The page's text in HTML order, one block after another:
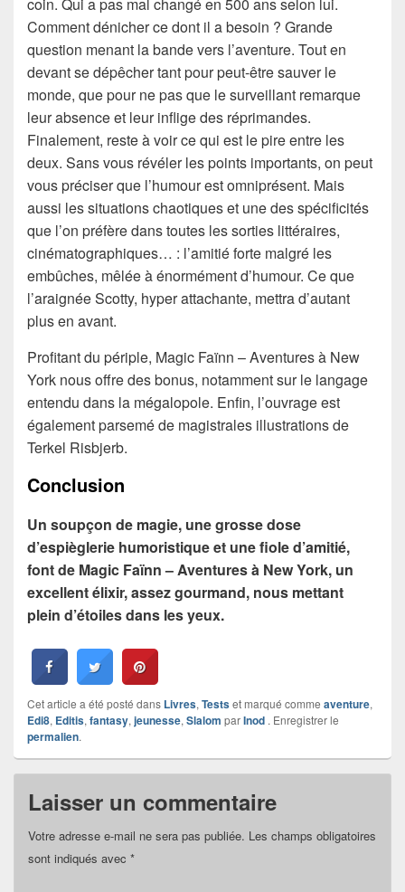
coin. Qui a pas mal changé en 500 ans selon lui.
Comment dénicher ce dont il a besoin ? Grande
question menant la bande vers l’aventure. Tout en
devant se dépêcher tant pour peut-être sauver le
monde, que pour ne pas que le surveillant remarque
leur absence et leur inflige des réprimandes.
Finalement, reste à voir ce qui est le pire entre les
deux. Sans vous révéler les points importants, on peut
vous préciser que l’humour est omniprésent. Mais
aussi les situations chaotiques et une des spécificités
que l’on préfère dans toutes les sorties littéraires,
cinématographiques… : l’amitié forte malgré les
embûches, mêlée à énormément d’humour. Ce que
l’araignée Scotty, hyper attachante, mettra d’autant
plus en avant.
Profitant du périple, Magic Faïnn – Aventures à New
York nous offre des bonus, notamment sur le langage
entendu dans la mégalopole. Enfin, l’ouvrage est
également parsemé de magistrales illustrations de
Terkel Risbjerb.
Conclusion
Un soupçon de magie, une grosse dose
d’espièglerie humoristique et une fiole d’amitié,
font de Magic Faïnn – Aventures à New York, un
excellent élixir, assez gourmand, nous mettant
plein d’étoiles dans les yeux.
Cet article a été posté dans Livres, Testset marqué comme aventure,
Edi8, Editis, fantasy, jeunesse, Slalom parInod . Enregistrer le
permalien.
Laisser un commentaire
Votre adresse e-mail ne sera pas publiée. Les champs obligatoires
sont indiqués avec *